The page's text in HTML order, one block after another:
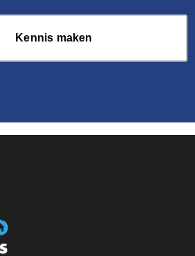
Kennis maken